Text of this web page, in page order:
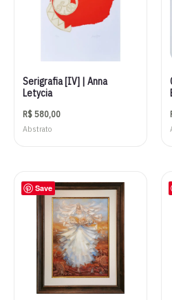
Serigrafia [IV] | Anna
Letycia
R$580,00
Abstrato
Save